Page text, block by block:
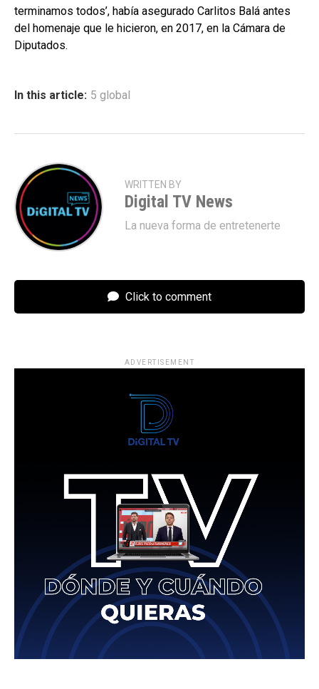
terminamos todos’, había asegurado Carlitos Balá antes
del homenaje que le hicieron, en 2017, en la Cámara de
Diputados.
In this article: 5 global
WRITTEN BY
Digital TV News
La nueva forma de entretenerte
Click to comment
ADVERTISEMENT